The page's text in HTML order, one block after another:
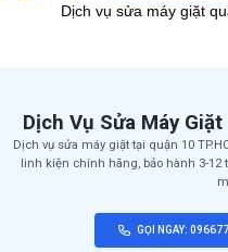
Dịch vụ sửa máy giặt
Dịch Vụ Sửa Máy
Dịch vụ sửa máy giặt tại quận 10
linh kiện chính hãng, bảo hành 3-12
GỌI NGAY: